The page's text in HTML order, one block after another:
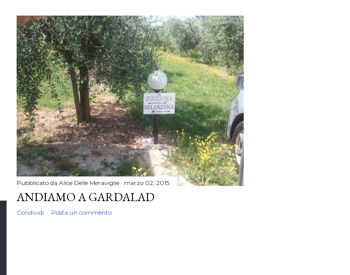
Pubblicato da Alice Delle Meraviglie marzo 02, 2015
ANDIAMO A GARDALAD
Condividi Posta un commento